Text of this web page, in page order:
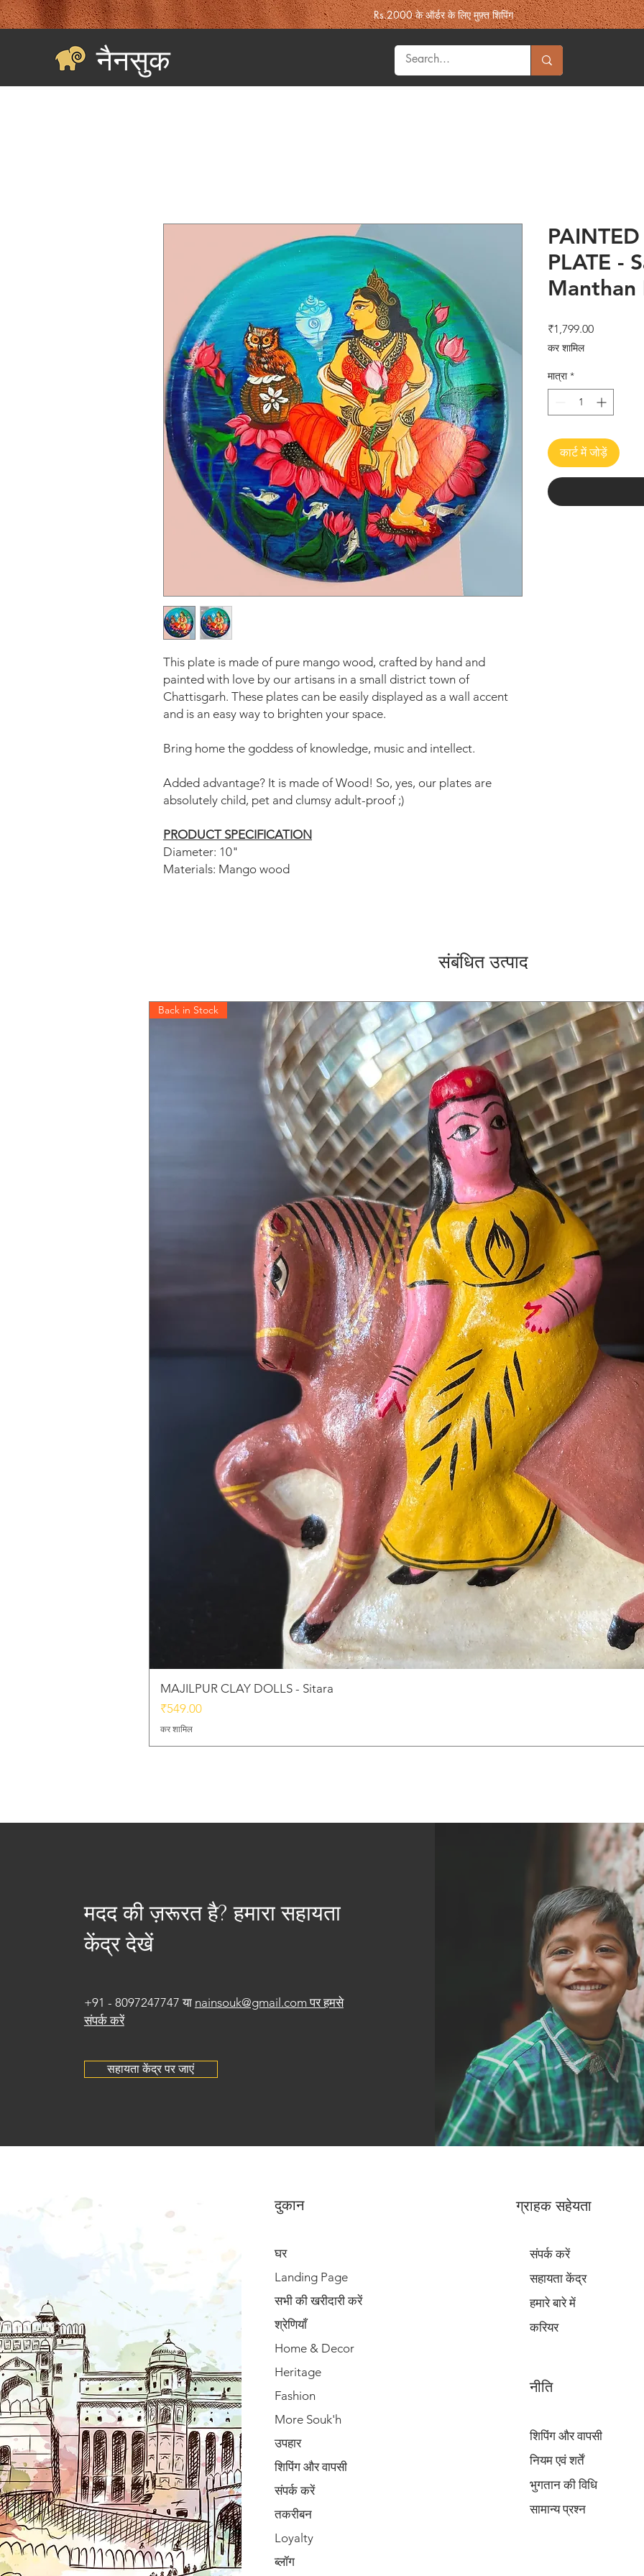
Rs.2000 के ऑर्डर के लिए मुफ़्त शिपिंग
नैनसुक
This plate is made of pure mango wood, crafted by hand and
painted with love by our artisans in a small district town of
Chattisgarh. These plates can be easily displayed as a wall accent
and is an easy way to brighten your space.
Bring home the goddess of knowledge, music and intellect.
Added advantage? It is made of Wood! So, yes, our plates are
absolutely child, pet and clumsy adult-proof ;)
PRODUCT SPECIFICATION
Diameter: 10"
Materials: Mango wood
PLATE -
Manthan
₹1,799.00मूल्य
कर शामिल
मात्रा *
कार्ट में जोड़ें
संबंधित उत्पाद
Back in Stock
MAJILPUR CLAY DOLLS - Sitara
मूल्य
₹549.00
कर शामिल
मदद की ज़रूरत है? हमारा सहायता
केंद्र देखें
+91 - 8097247747 या nainsouk@gmail.com पर हमसे
संपर्क करें
सहायता केंद्र पर जाएं
दुकान
घर
Landing Page
सभी की खरीदारी करें
श्रेणियाँ
Home & Decor
Heritage
Fashion
More Souk'h
उपहार
शिपिंग और वापसी
संपर्क करें
तकरीबन
Loyalty
ब्लॉग
ग्राहक सहेयता
संपर्क करें
सहायता केंद्र
हमारे बारे में
करियर
नीति
शिपिंग और वापसी
नियम एवं शर्तें
भुगतान की विधि
सामान्य प्रश्न